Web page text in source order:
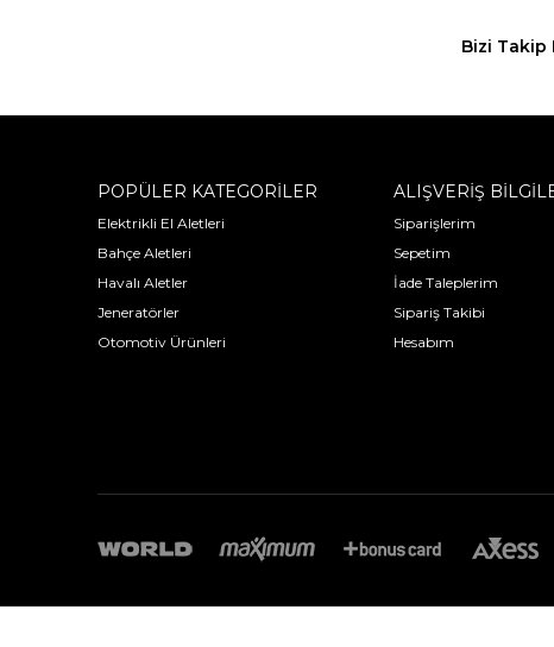
Bizi Takip
POPÜLER KATEGORİLER
Elektrikli El Aletleri
Bahçe Aletleri
Havalı Aletler
Jeneratörler
Otomotiv Ürünleri
ALIŞVERİŞ
Siparişlerim
Sepetim
İade Taleplerim
Sipariş Takibi
Hesabım